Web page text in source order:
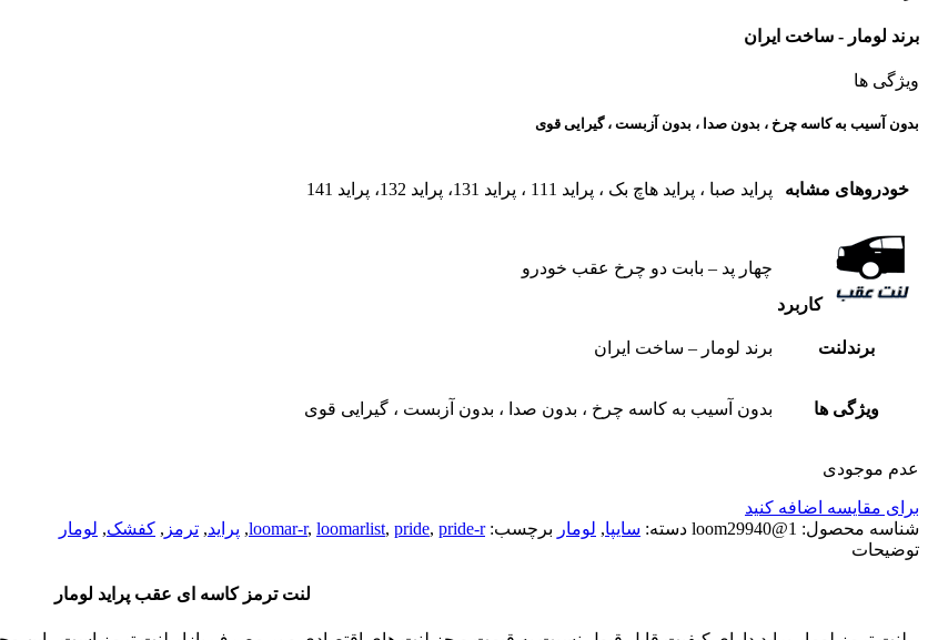
برند لومار - ساخت ایران
ویژگی ها
بدون آسیب به کاسه چرخ ، بدون صدا ، بدون آزبست ، گیرایی قوی​
خودروهای مشابه پراید صبا ، پراید هاچ بک ، پراید 111 ، پراید 131، پراید 132، پراید 141
کاربرد
چهار پد – بابت دو چرخ عقب خودرو
برندلنت برند لومار – ساخت ایران
ویژگی ها بدون آسیب به کاسه چرخ ، بدون صدا ، بدون آزبست ، گیرایی قوی​
عدم موجودی
برای مقایسه اضافه کنید
شناسه محصول: 1@loom29940 دسته: سایپا, لومار برچسب: loomar-r, loomarlist, pride, pride-r
, پراید, ترمز , کفشک, لومار
توضیحات
لنت ترمز کاسه ای عقب پراید لومار